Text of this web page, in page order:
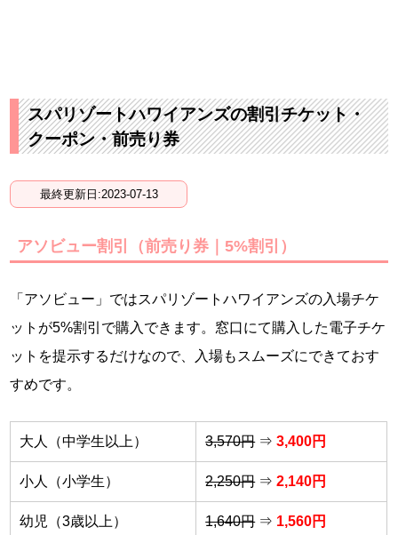
スパリゾートハワイアンズの割引チケット・
クーポン・前売り券
最終更新日:2023-07-13
アソビュー割引（前売り券｜5%割引）
「アソビュー」ではスパリゾートハワイアンズの入場チケ
ットが5%割引で購入できます。窓口にて購入した電子チケ
ットを提示するだけなので、入場もスムーズにできておす
すめです。
大人（中学生以上） 3,570円⇒3,400円
小人（小学生） 2,250円⇒2,140円
幼児（3歳以上） 1,640円⇒ 1,560円